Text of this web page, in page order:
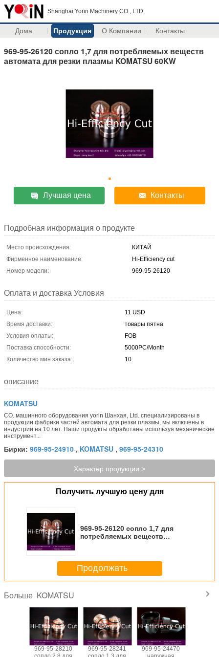
Shanghai Yorin Machinery CO., LTD.
Дома Продукция О Компании Контакты
969-95-26120 сопло 1,7 для потребляемых веществ
автомата для резки плазмы KOMATSU 60KW
Лучшая цена Контакты
Подробная информация о продукте
Место происхождения:
КИТАЙ
Фирменное наименование:
Hi-Efficiency cut
Номер модели:
969-95-26120
Оплата и доставка Условия
Цена:
11 USD
Время доставки:
товары пятна
Условия оплаты:
FOB
Поставка способности:
5000PC/Month
Количество мин заказа:
10
описание
KOMATSU
CO. машинного оборудования yorin Шанхая, Ltd. специализированы в
продукции фабрики частей автомата для резки плазмы, мы включены в
индустрии на 10 лет. Наши продукты обработаны используя механические
инструмент...
Бирки: 969-95-24910 , KOMATSU , 969-95-24310
Характер продукции >
Получить лучшую цену для
969-95-26120 сопло 1,7 для
потребляемых веществ
Продолжать
Больше KOMATSU
969-95-28210
969-95-28241
969-95-24470